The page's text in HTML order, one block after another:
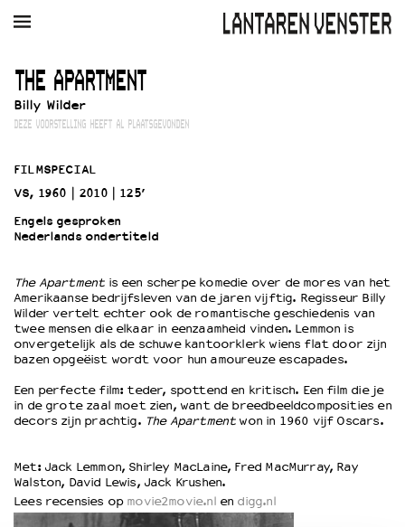
AGENDA FILM MUZIEK
Winkelmandje
Zoek
Openingstijden & contact
Bereikbaarheid
Kaartverkoop
EDUCATIE
Schoolvoorstellingen
Filmprogramma’s Primair Onderwijs
Filmprogramma’s VO/MBO
Speciale educatieprogramma’s
Wat we doen
Werken bij
Wie is wie
THE APARTMENT
Billy Wilder
DEZE VOORSTELLING HEEFT AL PLAATSGEVONDEN
FILMSPECIAL
VS, 1960
2010
125’
Engels gesproken
Nederlands ondertiteld
The Apartmentis een scherpe komedie over de mores van het
Amerikaanse bedrijfsleven van de jaren vijftig. Regisseur Billy
Wilder vertelt echter ook de romantische geschiedenis van
twee mensen die elkaar in eenzaamheid vinden. Lemmon is
onvergetelijk als de schuwe kantoorklerk wiens flat door zijn
bazen opgeëist wordt voor hun amoureuze escapades.
Een perfecte film: teder, spottend en kritisch. Een film die je
in de grote zaal moet zien, want de breedbeeldcomposities en
decors zijn prachtig. The Apartmentwon in 1960 vijf Oscars.
Met: Jack Lemmon, Shirley MacLaine, Fred MacMurray, Ray
Walston, David Lewis, Jack Krushen.
Lees recensies op movie2movie.nlen digg.nl